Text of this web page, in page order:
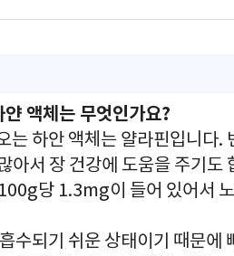
액체는 무엇인가요?
는 하안 액체는 얄라핀입니다.
아서 장 건강에 도움을 주기도
당 1.3mg이 들어 있어서
수되기 쉬운 상태이기 때문에